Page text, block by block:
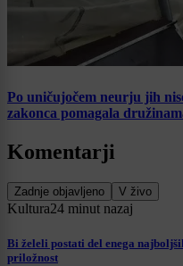
Po uničujočem neurju jih
zakonca pomagala
Komentarji
Zadnje objavljeno V živo
Kultura24 minut nazaj
Bi želeli postati del enega
priložnost